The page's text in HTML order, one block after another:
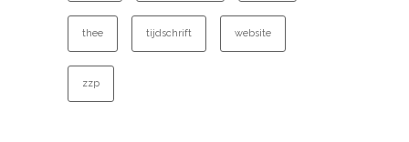
thee tijdschrift website
zzp